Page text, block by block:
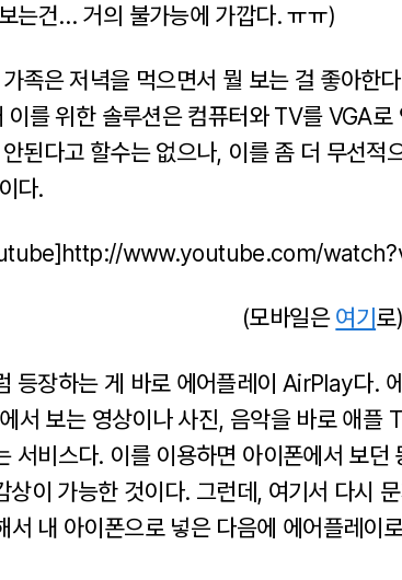
는건… 거의 불가능에 가깝다. ㅠㅠ)
족은 저녁을 먹으면서 뭘 보는 걸 좋아한
이를 위한 솔루션은 컴퓨터와 TV를 VGA
된다고 할수는 없으나, 이를 좀 더 무선적
다.
www.youtube.com/
(모바일은 여기 로)
등장하는 게 바로 에어플레이 AirPlay다.
서 보는 영상이나 사진, 음악을 바로 애플
서비스다. 이를 이용하면 아이폰에서 보
상이 가능한 것이다. 그런데, 여기서 다시
서 내 아이폰으로 넣은 다음에 에어플레이